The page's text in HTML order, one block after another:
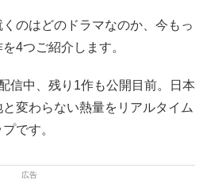
のはどのドラマなのか、今もっ
4つご紹介します。
信中、残り1作も公開目前。日本
変わらない熱量をリアルタイム
です。